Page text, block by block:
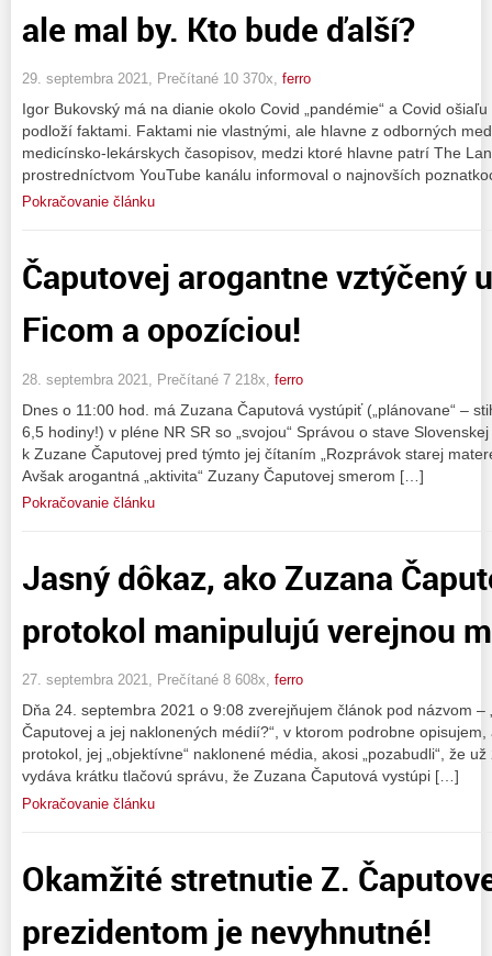
ale mal by. Kto bude ďalší?
29. septembra 2021, Prečítané 10 370x, ferro
Igor Bukovský má na dianie okolo Covid „pandémie“ a Covid
podloží faktami. Faktami nie vlastnými, ale hlavne z odborných
medicínsko-lekárskych časopisov, medzi ktoré hlavne patrí The
prostredníctvom YouTube kanálu informoval o najnovších
Pokračovanie článku
Čaputovej arogantne vztýčený
Ficom a opozíciou!
28. septembra 2021, Prečítané 7 218x, ferro
Dnes o 11:00 hod. má Zuzana Čaputová vystúpiť („plánovane“ –
6,5 hodiny!) v pléne NR SR so „svojou“ Správou o stave
k Zuzane Čaputovej pred týmto jej čítaním „Rozprávok starej
Avšak arogantná „aktivita“ Zuzany Čaputovej smerom […]
Pokračovanie článku
Jasný dôkaz, ako Zuzana
protokol manipulujú verejnou
27. septembra 2021, Prečítané 8 608x, ferro
Dňa 24. septembra 2021 o 9:08 zverejňujem článok pod názvom –
Čaputovej a jej naklonených médií?“, v ktorom podrobne
protokol, jej „objektívne“ naklonené média, akosi „pozabudli“, že
vydáva krátku tlačovú správu, že Zuzana Čaputová vystúpi […]
Pokračovanie článku
Okamžité stretnutie Z.
prezidentom je nevyhnutné!